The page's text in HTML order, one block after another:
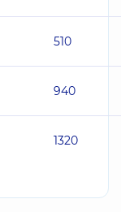
510
940
1320